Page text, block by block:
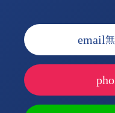
email